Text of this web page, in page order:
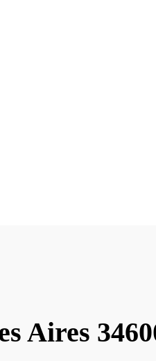
Aires